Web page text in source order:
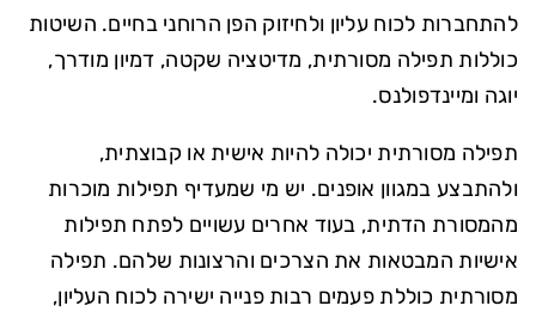
להתחברות לכוח עליון ולחיזוק הפן הרוחני בחיים. השיטות
כוללות תפילה מסורתית, מדיטציה שקטה, דמיון מודרך,
יוגה ומיינדפולנס.
תפילה מסורתית יכולה להיות אישית או קבוצתית,
ולהתבצע במגוון אופנים. יש מי שמעדיף תפילות מוכרות
מהמסורת הדתית, בעוד אחרים עשויים לפתח תפילות
אישיות המבטאות את הצרכים והרצונות שלהם. תפילה
מסורתית כוללת פעמים רבות פנייה ישירה לכוח העליון,